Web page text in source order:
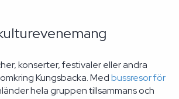
konserter, festivaler eller andra
Kungsbacka. Medbussresor för
hela gruppen tillsammans och